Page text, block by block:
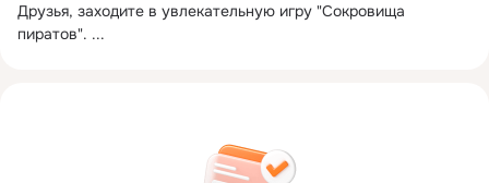
Друзья, заходите в увлекательную игру "Сокровища
пиратов". ...